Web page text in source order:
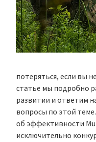
потеряться, если вы
статье мы подробно
развитии и ответим
вопросы по этой
об эффективности
исключительно